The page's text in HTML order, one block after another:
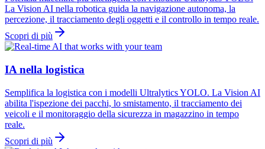
La Vision AI nella robotica guida la navigazione autonoma, la
percezione, il tracciamento degli oggetti e il controllo in tempo reale.
Scopri di più
IA nella logistica
Semplifica la logistica con i modelli Ultralytics YOLO. La Vision AI
abilita l'ispezione dei pacchi, lo smistamento, il tracciamento dei
veicoli e il monitoraggio della sicurezza in magazzino in tempo
reale.
Scopri di più